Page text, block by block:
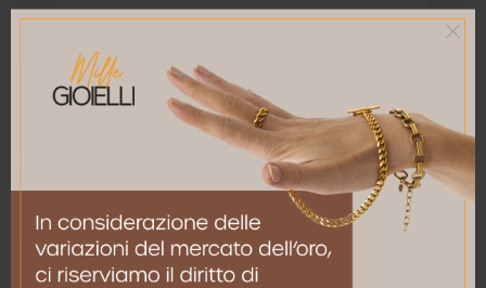
Email*
Salva il mio nome, email e sito web in questo
browser per la prossima volta che commento.